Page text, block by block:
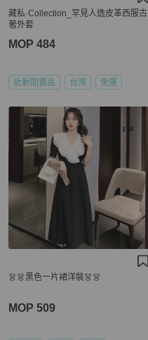
藏私·Collection_罕見人造皮革西服古
著外套
MOP 484
近新閒置品 台灣 免運
👗👗黑色一片裙洋裝👗👗
MOP 509